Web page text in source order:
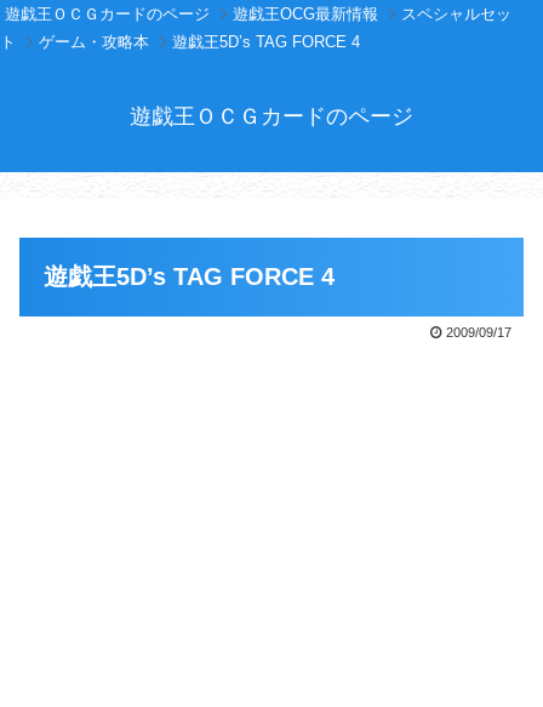
遊戯王ＯＣＧカードのページ 遊戯王OCG最新情報
スペシャルセッ
ト
ゲーム・攻略本 遊戯王5D’s TAG FORCE 4
遊戯王ＯＣＧカードのページ
遊戯王5D’s TAG FORCE 4
2009/09/17